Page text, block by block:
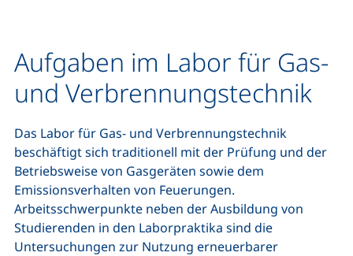
Aufgaben im Labor für Gas-
und Verbrennungstechnik
Das Labor für Gas- und Verbrennungstechnik
beschäftigt sich traditionell mit der Prüfung und der
Betriebsweise von Gasgeräten sowie dem
Emissionsverhalten von Feuerungen.
Arbeitsschwerpunkte neben der Ausbildung von
Studierenden in den Laborpraktika sind die
Untersuchungen zur Nutzung erneuerbarer